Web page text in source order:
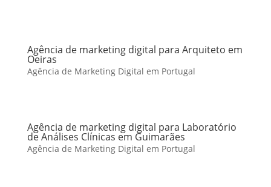
Agência de marketing digital para Arquiteto em
Oeiras
Agência de Marketing Digital em Portugal
Agência de marketing digital para Laboratório
de Análises Clínicas em Guimarães
Agência de Marketing Digital em Portugal